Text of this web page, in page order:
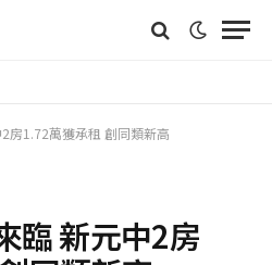
房1.72萬獲承租 創同類新高
臨 新元中2房